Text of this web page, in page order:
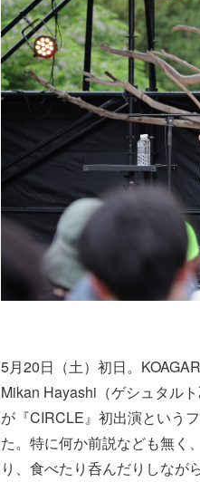
5月20日（土）初日。
Mikan Hayashi（ゲシュタル
が『CIRCLE』初出演という
た。特に何か前説なども無く
り、食べたり呑んだりしなが